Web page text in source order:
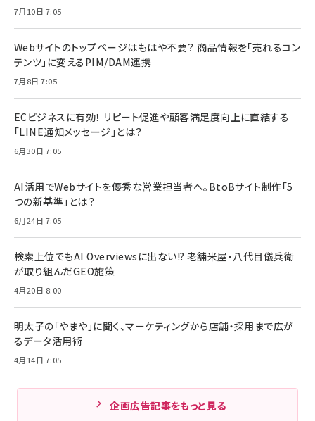
7月10日 7:05
Webサイトのトップページはもはや不要？ 商品情報を「売れるコン
テンツ」に変えるPIM/DAM連携
7月8日 7:05
ECビジネスに有効！ リピート促進や顧客満足度向上に直結する
「LINE通知メッセージ」とは？
6月30日 7:05
AI活用でWebサイトを優秀な営業担当者へ。BtoBサイト制作「5
つの新基準」とは？
6月24日 7:05
検索上位でもAI Overviewsに出ない!? 老舗米屋・八代目儀兵衛
が取り組んだGEO施策
4月20日 8:00
明太子の「やまや」に聞く、マーケティングから店舗・採用まで広が
るデータ活用術
4月14日 7:05
企画広告記事をもっと見る